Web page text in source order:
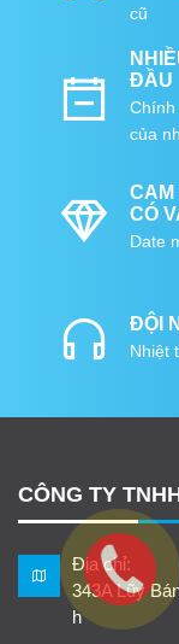
cũ
ĐẦU
Chính
của
CAM
CÓ
Date
ĐỘI
Nhiệt
CÔNG TY
Địa chỉ:
343A Lũy
h